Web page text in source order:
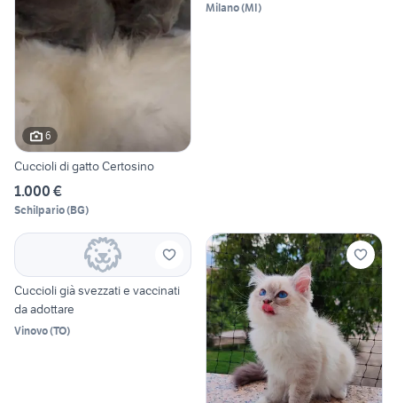
6
Cuccioli di gatto Certosino
1.000 €
Schilpario(BG)
Milano(MI)
Cuccioli già svezzati e vaccinati
da adottare
Vinovo(TO)